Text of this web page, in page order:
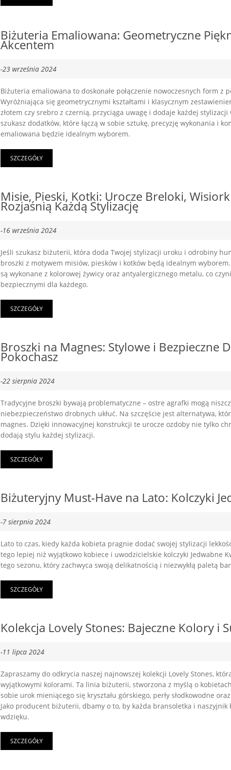
Biżuteria Emaliowana: Geometryczne
Akcentem
-23 września 2024
Biżuteria emaliowana to doskonałe połączenie nowoczesnych form z
Wyróżniająca się geometrycznymi kształtami i klasycznym
złotem czy srebro z czernią, przyciąga uwagę i dodaje każdej
szukasz dodatków, które łączą w sobie sztukę, precyzję wykonania i
emaliowana będzie idealnym wyborem.
SZCZEGÓŁY
Misie, Pieski, Kotki: Urocze Breloki,
Rozjaśnią Każdą Stylizację
-16 września 2024
Jeśli szukasz biżuterii, która doda Twojej stylizacji uroku i odrobiny
broszki z motywem misiów, piesków i kotków będą idealnym
są wykonane z kolorowej żywicy oraz antyalergicznego metalu, co
bezpiecznymi dla każdego.
SZCZEGÓŁY
Broszki na Magnes: Stylowe i Bezpieczne
Pokochasz
-22 sierpnia 2024
Tradycyjne broszki bywają problematyczne – ostre agrafki mogą
niebezpieczeństwo drobnych ukłuć. Na szczęście jest alternatywa,
magnes. Dzięki innowacyjnej konstrukcji te urocze ozdoby nie tylko
dodają stylu każdej stylizacji.
SZCZEGÓŁY
Biżuteryjny Must-Have na Lato: Kolczyki
-7 sierpnia 2024
Lato to czas, kiedy każda kobieta pragnie dodać swojej stylizacji
tego lepiej niż wyjątkowo kobiece i uwodzicielskie kolczyki Jedwabne
tego sezonu, który zachwyca swoją delikatnością i niezwykłą paletą
SZCZEGÓŁY
Kolekcja Lovely Stones: Bajeczne Kolory i
-11 lipca 2024
Zapraszamy do odkrycia naszej najnowszej kolekcji Lovely Stones,
wyjątkowymi kolorami. Ta linia biżuterii, stworzona z myślą o
sobie urok mieniącego się kryształu górskiego, perły słodkowodne
Jako producent biżuterii, dbamy o to, by każda bransoletka i naszyjnik
wdzięku.
SZCZEGÓŁY